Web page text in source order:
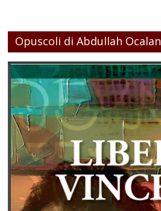
Opuscoli di Abdullah Ocalan